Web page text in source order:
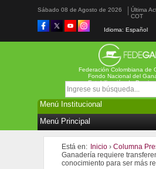
Sábado 08 de Agosto de 2026
Última
COT
Idioma: Español
Federación Colombiana de
Formulario de
Fondo Nacional del
Estabilización de Precios
Está en: Inicio › Columna
Ganadería requiere
conocimiento para ser más